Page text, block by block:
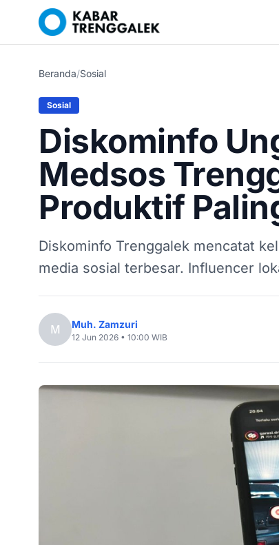
Beranda/Sosial
Sosial
Diskominfo
Medsos
Produktif
Diskominfo Trenggalek mencatat
media sosial terbesar. Influencer
M Muh. Zamzuri
12 Jun 2026 • 10:00 WIB